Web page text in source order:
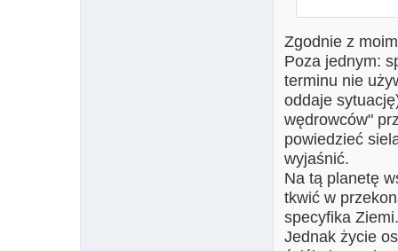
Zgodnie z
Poza jednym:
terminu nie
oddaje
wędrowców"
powiedzieć
wyjaśnić.
Na tą planetę
tkwić w
specyfika
Jednak życie